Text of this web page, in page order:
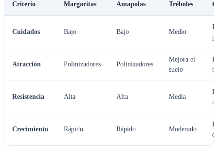
Criterio Margaritas Amapolas Tréboles
Cuidados Bajo Bajo Medio
Atracción Polinizadores Polinizadores
Mejora el
suelo
Resistencia Alta Alta Media
Crecimiento Rápido Rápido Moderado